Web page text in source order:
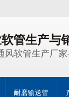
管生产与
风软管生产厂
耐磨输送管